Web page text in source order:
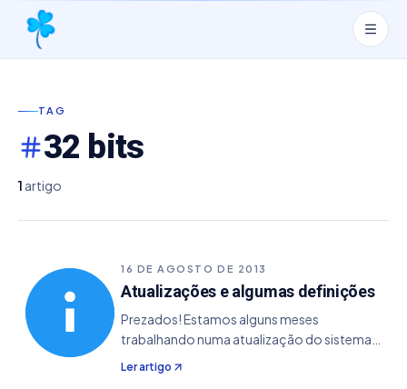
TAG
32 bits
1 artigo
16 DE AGOSTO DE 2013
Atualizações e algumas definições
Prezados! Estamos alguns meses
trabalhando numa atualização do sistema
do Joga Loterias Profissional, onde nosso
foco estava mais na parte de estatística do
Ler artigo